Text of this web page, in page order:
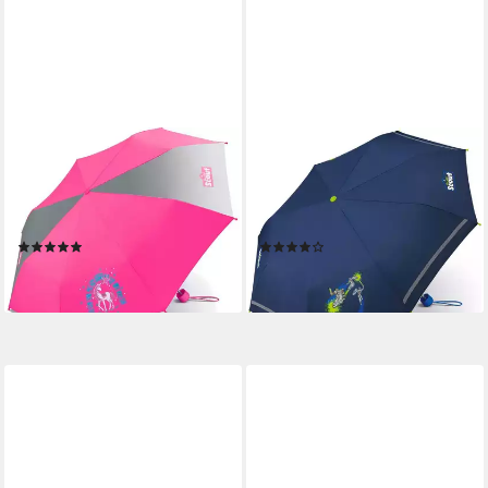
Taschenregenschirm Mini
Kinderschirm Basic
reflektierend bedruckt, leicht
22,99 €
lieferbar - in 2-3 Werktagen bei dir
Taschenregenschirm Mini
Kinderschirm Basic
reflektierend bedruckt, leicht
22,99 €
lieferbar - in 2-3 Werktagen bei dir